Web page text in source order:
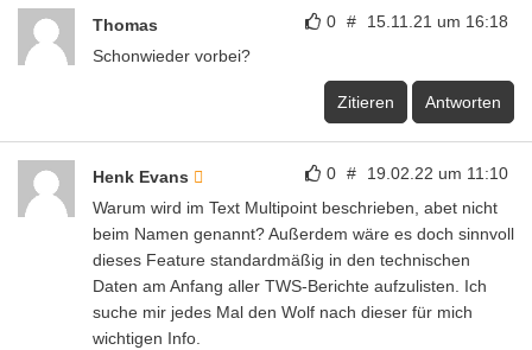
0 # 15.11.21 um 16:18
Thomas
Schonwieder vorbei?
Zitieren Antworten
0 # 19.02.22 um 11:10
Henk Evans
Warum wird im Text Multipoint beschrieben, abet nicht
beim Namen genannt? Außerdem wäre es doch sinnvoll
dieses Feature standardmäßig in den technischen
Daten am Anfang aller TWS-Berichte aufzulisten. Ich
suche mir jedes Mal den Wolf nach dieser für mich
wichtigen Info.